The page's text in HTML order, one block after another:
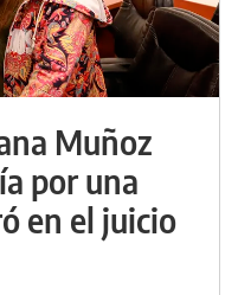
Muñoz
por una
en el juicio